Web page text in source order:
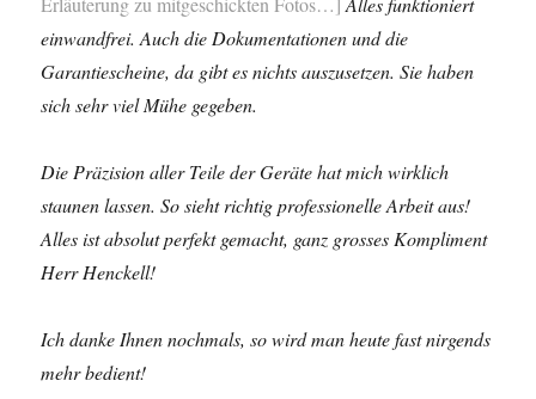
einwandfrei. Auch die Dokumentationen und die
Garantiescheine, da gibt es nichts auszusetzen. Sie haben
sich sehr viel Mühe gegeben.
Die Präzision aller Teile der Geräte hat mich wirklich
staunen lassen. So sieht richtig professionelle Arbeit aus!
Alles ist absolut perfekt gemacht, ganz grosses Kompliment
Herr Henckell!
Ich danke Ihnen nochmals, so wird man heute fast nirgends
mehr bedient!